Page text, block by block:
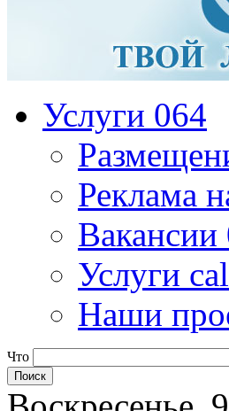
Услуги 064
Реклама
Вакансии
Услуги
Наши
Что